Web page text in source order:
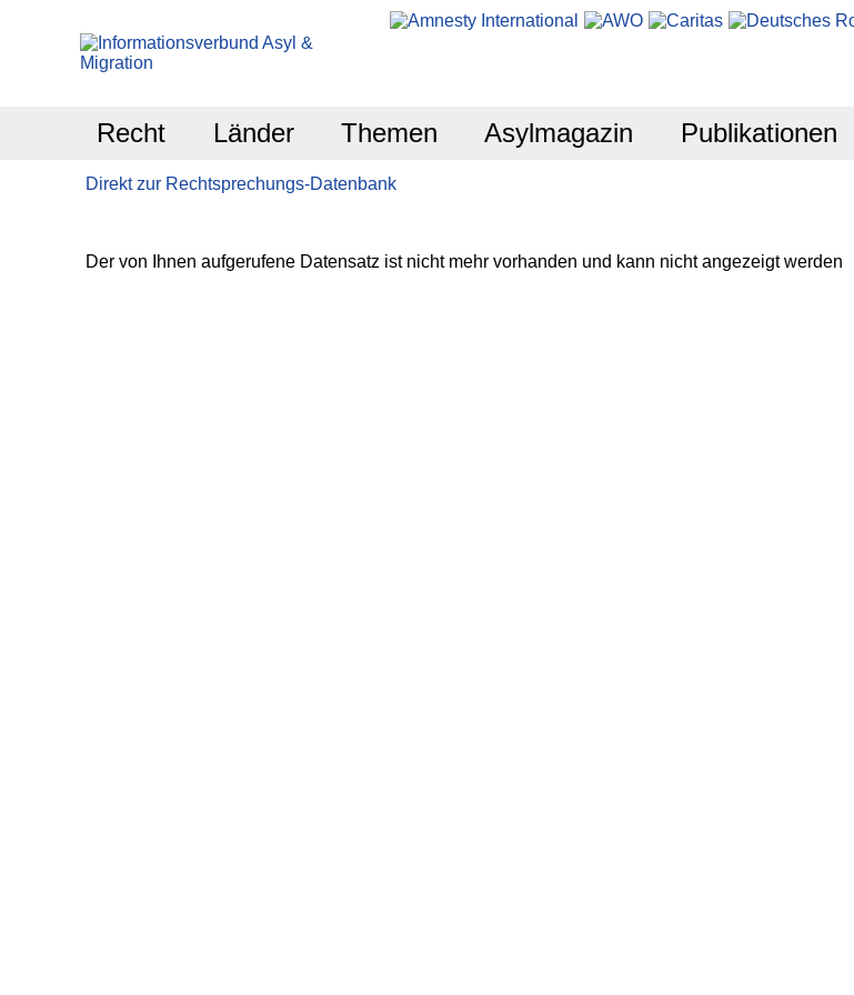
Recht Länder Themen Asylmagazin Publikationen
Direkt zur Rechtsprechungs-Datenbank
Der von Ihnen aufgerufene Datensatz ist nicht mehr vorhanden und kann nicht angezeigt werden